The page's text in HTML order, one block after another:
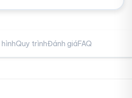
Quy trìnhĐánh giáFAQ